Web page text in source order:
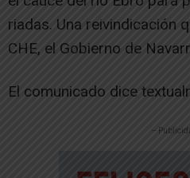
riadas. Una reivindicación
CHE, el Gobierno de
El comunicado dice
--